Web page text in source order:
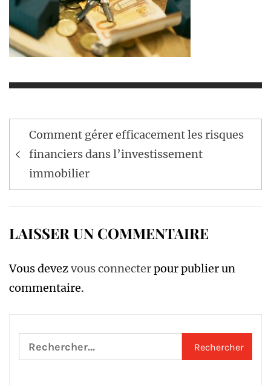
Navigation
de
l’article
Comment gérer efficacement les risques
financiers dans l’investissement
immobilier
LAISSER UN COMMENTAIRE
Vous devezvous connecterpour publier un
commentaire.
Rechercher :